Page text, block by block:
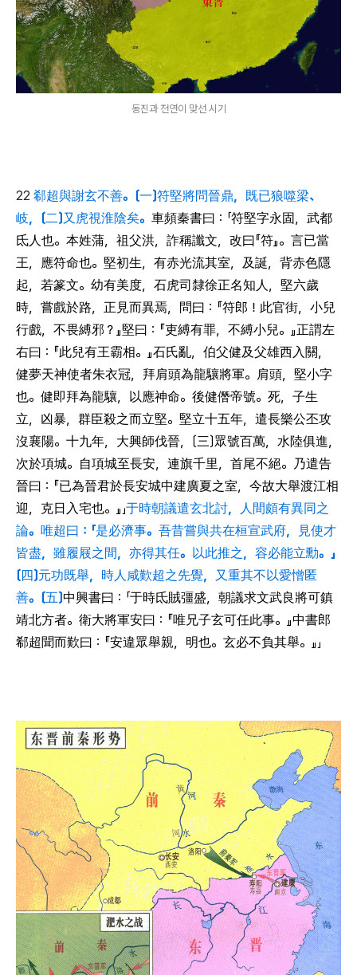
동진과 전연이 맞선 시기
22 郗超與謝玄不善。〔一〕符堅將問晉鼎，既已狼噬梁、
岐，〔二〕又虎視淮陰矣。 車頻秦書曰：「符堅字永固，武都
氐人也。本姓蒲，祖父洪，詐稱讖文，改曰『符』。言已當
王，應符命也。堅初生，有赤光流其室，及誕，背赤色隱
起，若篆文。幼有美度，石虎司隸徐正名知人，堅六歲
時，嘗戲於路，正見而異焉，問曰：『符郎！此官街，小兒
行戲，不畏縛邪？』堅曰：『吏縛有罪，不縛小兒。』正謂左
右曰：『此兒有王霸相。』石氏亂，伯父健及父雄西入關，
健夢天神使者朱衣冠，拜肩頭為龍驤將軍。肩頭，堅小字
也。健即拜為龍驤，以應神命。後健僭帝號。死，子生
立，凶暴，群臣殺之而立堅。堅立十五年，遣長樂公丕攻
沒襄陽。十九年，大興師伐晉，〔三〕眾號百萬，水陸俱進，
次於項城。自項城至長安，連旗千里，首尾不絕。乃遣告
晉曰：『已為晉君於長安城中建廣夏之室，今故大舉渡江相
迎，克日入宅也。』」于時朝議遣玄北討，人間頗有異同之
論。唯超曰：「是必濟事。吾昔嘗與共在桓宣武府，見使才
皆盡，雖履屐之間，亦得其任。以此推之，容必能立勳。」
〔四〕元功既舉，時人咸歎超之先覺，又重其不以愛憎匿
善。〔五〕中興書曰：「于時氐賊彊盛，朝議求文武良將可鎮
靖北方者。衛大將軍安曰：『唯兄子玄可任此事。』中書郎
郗超聞而歎曰：『安違眾舉親，明也。玄必不負其舉。』」